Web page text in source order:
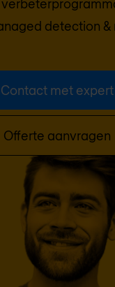
detection
Contact met expert
Offerte aanvragen